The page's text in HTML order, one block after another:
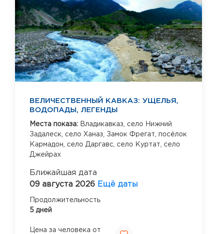
ВЕЛИЧЕСТВЕННЫЙ КАВКАЗ: УЩЕЛЬЯ,
ВОДОПАДЫ, ЛЕГЕНДЫ
Места показа: Владикавказ, село Нижний
Задалеск, село Ханаз, Замок Фрегат, посёлок
Кармадон, село Даргавс, село Куртат, село
Джейрах
Ближайшая дата
09 августа 2026 Ещё даты
Продолжительность
5 дней
Цена за человека от